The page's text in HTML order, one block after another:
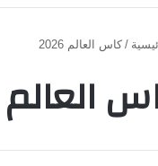
/ كاس العالم 2026
العالم 2026